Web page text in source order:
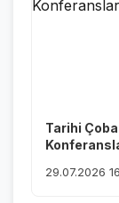
Tarihi
29.07.2026